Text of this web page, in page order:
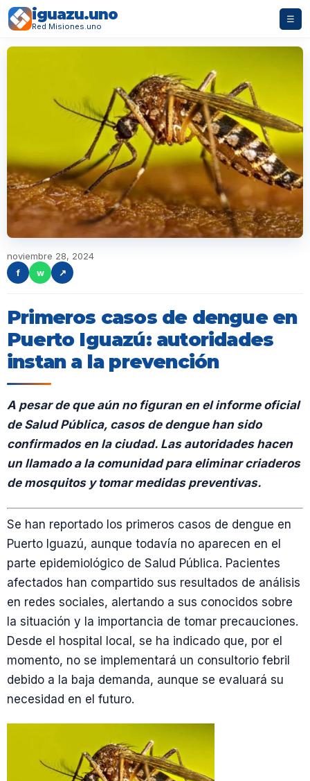
iguazu.uno
Red Misiones.uno
☰
noviembre 28, 2024
f
w ↗
Primeros casos de dengue en
Puerto Iguazú: autoridades
instan a la prevención
A pesar de que aún no figuran en el informe oficial
de Salud Pública, casos de dengue han sido
confirmados en la ciudad. Las autoridades hacen
un llamado a la comunidad para eliminar criaderos
de mosquitos y tomar medidas preventivas.
Se han reportado los primeros casos de dengue en
Puerto Iguazú, aunque todavía no aparecen en el
parte epidemiológico de Salud Pública. Pacientes
afectados han compartido sus resultados de análisis
en redes sociales, alertando a sus conocidos sobre
la situación y la importancia de tomar precauciones.
Desde el hospital local, se ha indicado que, por el
momento, no se implementará un consultorio febril
debido a la baja demanda, aunque se evaluará su
necesidad en el futuro.